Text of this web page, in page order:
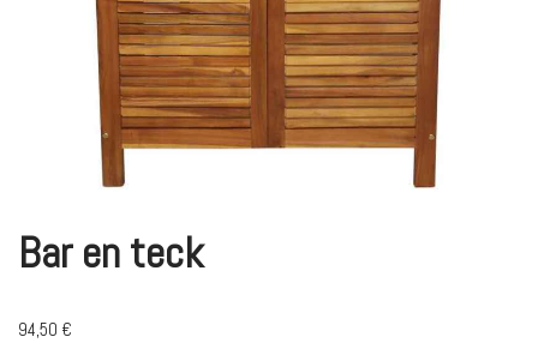
Bar en teck
94,50 €